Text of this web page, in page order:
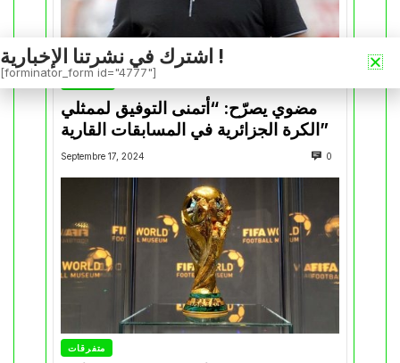
مضوي يصرّح: “أتمنى التوفيق لممثلي
الكرة الجزائرية في المسابقات القارية”
Septembre 17, 2024 0
متفرقات
اشترك في نشرتنا الإخبارية !
[forminator_form id="4777"]